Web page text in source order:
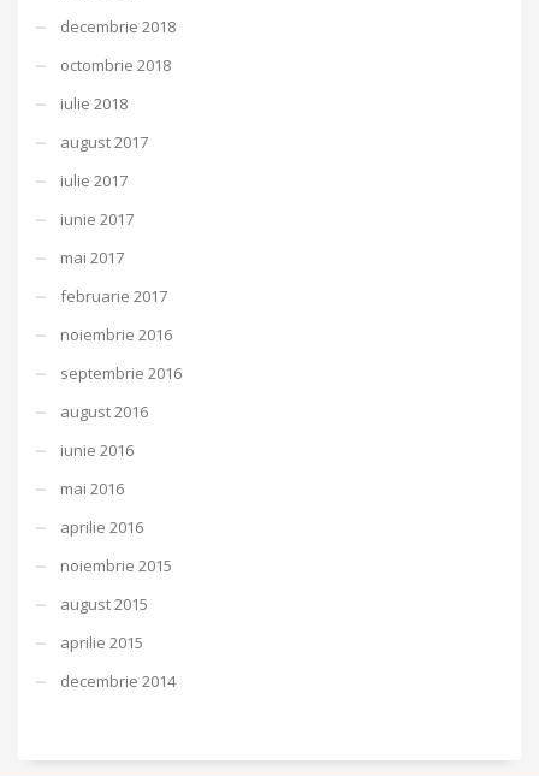
decembrie 2018
octombrie 2018
iulie 2018
august 2017
iulie 2017
iunie 2017
mai 2017
februarie 2017
noiembrie 2016
septembrie 2016
august 2016
iunie 2016
mai 2016
aprilie 2016
noiembrie 2015
august 2015
aprilie 2015
decembrie 2014